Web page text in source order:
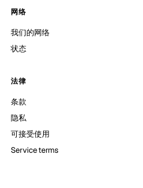
网络
我们的网络
状态
法律
条款
隐私
可接受使用
Service terms